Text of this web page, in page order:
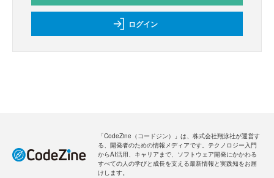
ログイン
「CodeZine（コードジン）」は、株式会社翔泳社が運営す
る、開発者のための情報メディアです。テクノロジー入門
からAI活用、キャリアまで、ソフトウェア開発にかかわる
すべての人の学びと成長を支える最新情報と実践知をお届
けします。